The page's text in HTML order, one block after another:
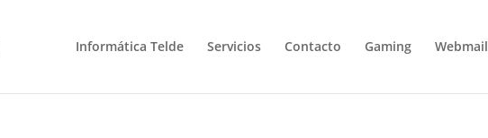
Informática Telde Servicios Contacto Gaming Webmail